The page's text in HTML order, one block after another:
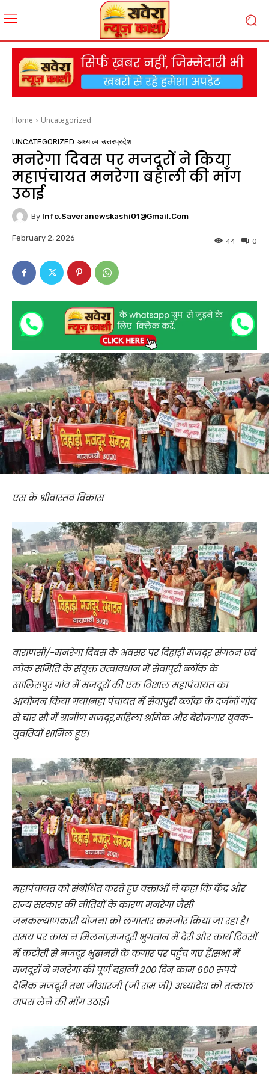
Home Uncategorized
UNCATEGORIZED अध्यात्म उत्तरप्रदेश
मनरेगा दिवस पर मजदूरों ने किया
महापंचायत मनरेगा बहाली की माँग
उठाई
By Info.saveranewskashi01@gmail.com
February 2, 2026 0
44
एस के श्रीवास्तव विकास
वाराणसी/-मनरेगा दिवस के अवसर पर दिहाड़ी मजदूर संगठन एवं
लोक समिति के संयुक्त तत्वावधान में सेवापुरी ब्लॉक के
खालिसपुर गांव में मजदूरों की एक विशाल महापंचायत का
आयोजन किया गया।महा पंचायत में सेवापुरी ब्लॉक के दर्जनों गांव
से चार सौ में ग्रामीण मजदूर,महिला श्रमिक और बेरोज़गार युवक-
युवतियाँ शामिल हुए।
महापंचायत को संबोधित करते हुए वक्ताओं ने कहा कि केंद्र और
राज्य सरकार की नीतियों के कारण मनरेगा जैसी
जनकल्याणकारी योजना को लगातार कमजोर किया जा रहा है।
समय पर काम न मिलना,मजदूरी भुगतान में देरी और कार्य दिवसों
में कटौती से मजदूर भुखमरी के कगार पर पहुँच गए हैं।सभा में
मजदूरों ने मनरेगा की पूर्ण बहाली 200 दिन काम 600 रुपये
दैनिक मजदूरी तथा जीआरजी (जी राम जी) अध्यादेश को तत्काल
वापस लेने की माँग उठाई।